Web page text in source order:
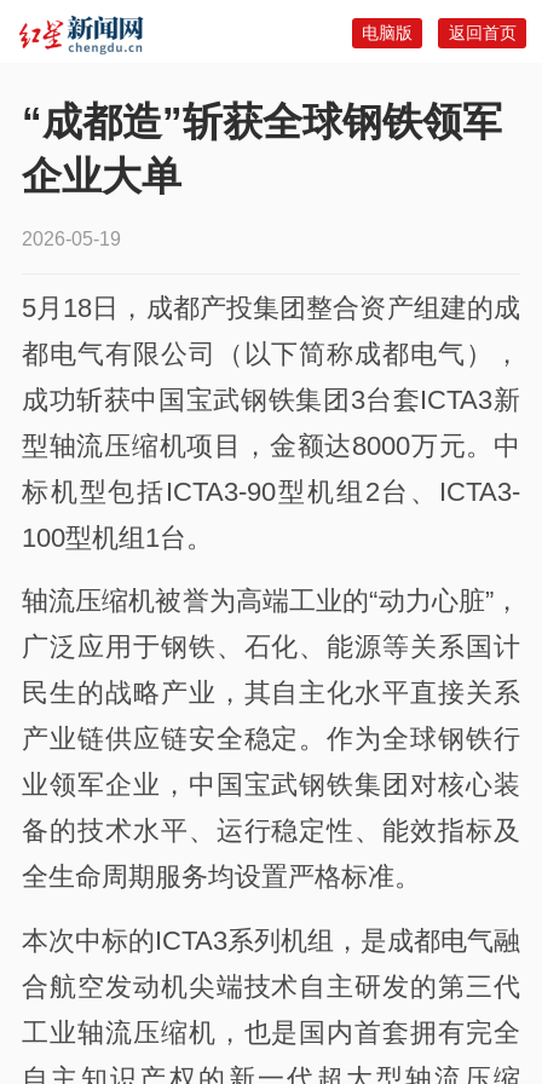
返回首页
电脑版
“成都造”斩获全球钢铁领军
企业大单
2026-05-19
5月18日，成都产投集团整合资产组建的成
都电气有限公司（以下简称成都电气），
成功斩获中国宝武钢铁集团3台套ICTA3新
型轴流压缩机项目，金额达8000万元。中
标机型包括ICTA3-90型机组2台、ICTA3-
100型机组1台。
轴流压缩机被誉为高端工业的“动力心脏”，
广泛应用于钢铁、石化、能源等关系国计
民生的战略产业，其自主化水平直接关系
产业链供应链安全稳定。作为全球钢铁行
业领军企业，中国宝武钢铁集团对核心装
备的技术水平、运行稳定性、能效指标及
全生命周期服务均设置严格标准。
本次中标的ICTA3系列机组，是成都电气融
合航空发动机尖端技术自主研发的第三代
工业轴流压缩机，也是国内首套拥有完全